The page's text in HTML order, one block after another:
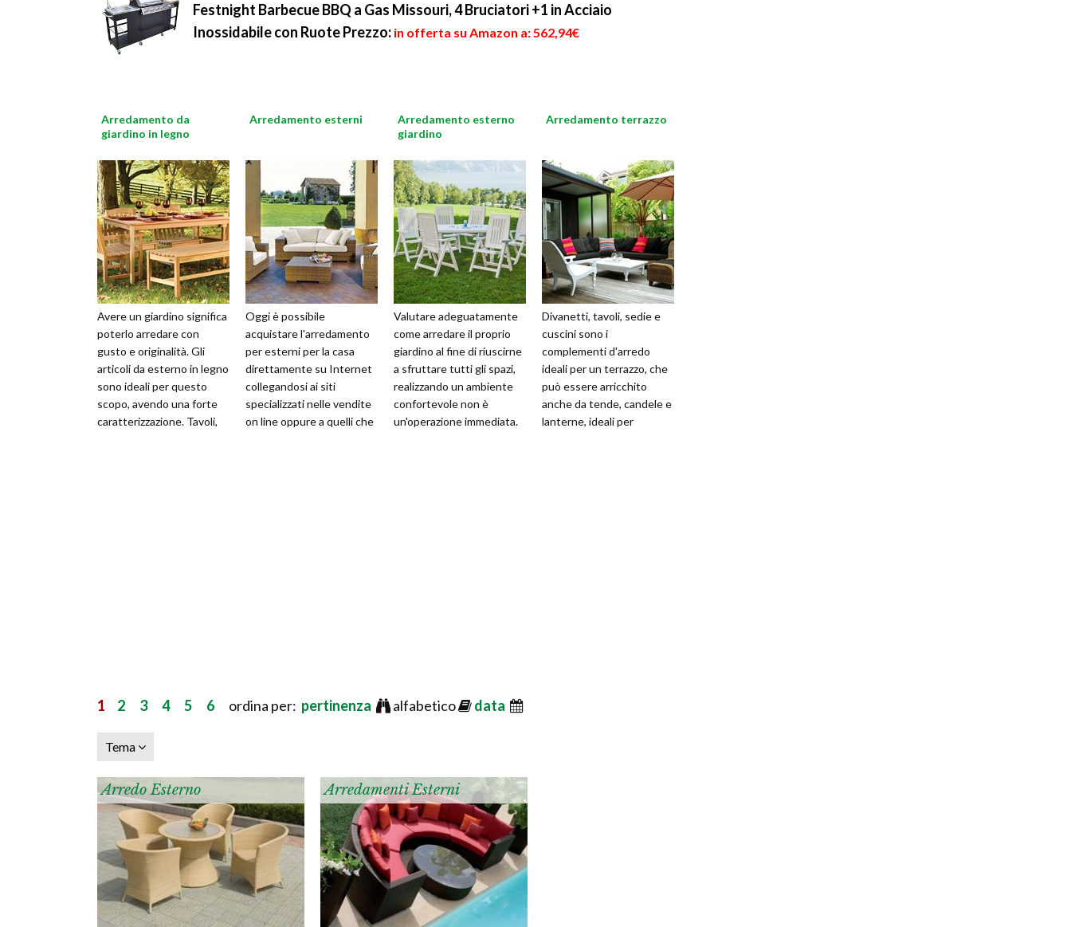
Festnight Barbecue BBQ a Gas Missouri, 4 Bruciatori +1 in Acciaio
Inossidabile con RuotePrezzo: in offerta su Amazon a: 562,94€
Arredamento da
giardino in legno
Avere un giardino significa
poterlo arredare con
gusto e originalità. Gli
articoli da esterno in legno
sono ideali per questo
scopo, avendo una forte
caratterizzazione. Tavoli,
Arredamento esterni
Oggi è possibile
acquistare l'arredamento
per esterni per la casa
direttamente su Internet
collegandosi ai siti
specializzati nelle vendite
on line oppure a quelli che
Arredamento esterno
giardino
Valutare adeguatamente
come arredare il proprio
giardino al fine di riuscirne
a sfruttare tutti gli spazi,
realizzando un ambiente
confortevole non è
un'operazione immediata.
Arredamento terrazzo
Divanetti, tavoli, sedie e
cuscini sono i
complementi d'arredo
ideali per un terrazzo, che
può essere arricchito
anche da tende, candele e
lanterne, ideali per
1 2 3 4 5 6 ordina per: pertinenza alfabetico data
Tema
Arredo Esterno Arredamenti Esterni